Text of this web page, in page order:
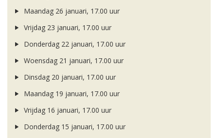
Maandag 26 januari, 17.00 uur
Vrijdag 23 januari, 17.00 uur
Donderdag 22 januari, 17.00 uur
Woensdag 21 januari, 17.00 uur
Dinsdag 20 januari, 17.00 uur
Maandag 19 januari, 17.00 uur
Vrijdag 16 januari, 17.00 uur
Donderdag 15 januari, 17.00 uur